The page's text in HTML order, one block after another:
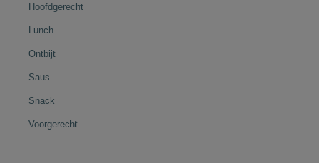
Hoofdgerecht
Lunch
Ontbijt
Saus
Snack
Voorgerecht